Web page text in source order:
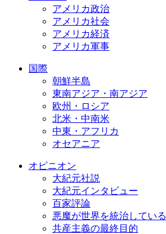
アメリカ政治
アメリカ社会
アメリカ経済
アメリカ軍事
国際
朝鮮半島
東南アジア・南アジア
欧州・ロシア
北米・中南米
中東・アフリカ
オセアニア
オピニオン
大紀元社説
大紀元インタビュー
百家評論
悪魔が世界を統治している
共産主義の最終目的